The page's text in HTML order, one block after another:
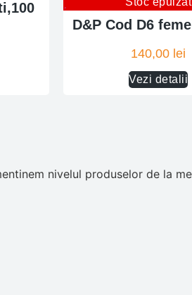
D&P Cod D6
140,00 lei
Vezi detalii
nivelul produselor de la